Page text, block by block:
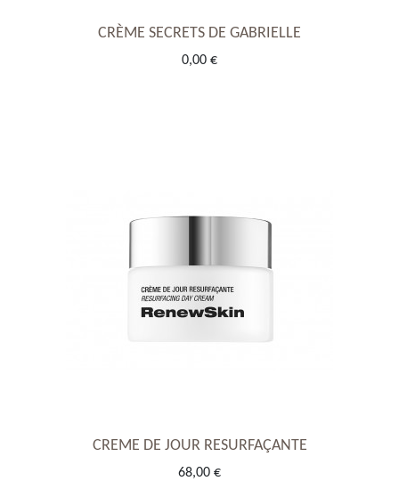
CRÈME SECRETS DE GABRIELLE
0,00 €
CREME DE JOUR RESURFAÇANTE
68,00 €